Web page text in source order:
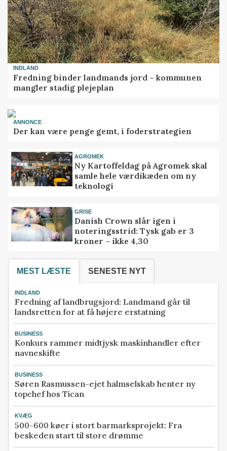
INDLAND
Fredning binder landmands jord – kommunen
mangler stadig plejeplan
ANNONCE
Der kan være penge gemt, i foderstrategien
AGROMEK
Ny Kartoffeldag på Agromek skal
samle hele værdikæden om ny
teknologi
GRISE
Danish Crown slår igen i
noteringsstrid: Tysk gab er 3
kroner – ikke 4,30
MEST LÆSTE SENESTE NYT
INDLAND
Fredning af landbrugsjord: Landmand går til
landsretten for at få højere erstatning
BUSINESS
Konkurs rammer midtjysk maskinhandler efter
navneskifte
BUSINESS
Søren Rasmussen-ejet halmselskab henter ny
topchef hos Tican
KVÆG
500-600 køer i stort barmarksprojekt: Fra
beskeden start til store drømme